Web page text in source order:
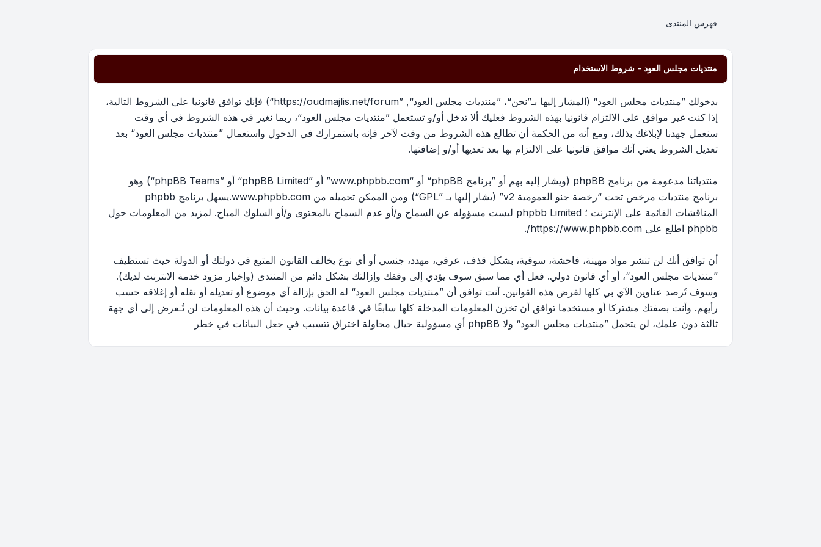
فهرس المنتدى
منتديات مجلس العود - شروط الاستخدام
بدخولك ”منتديات مجلس العود“ (المشار إليها بـ”نحن“، ”منتديات مجلس العود“, ”https://oudmajlis.net/forum“) فإنك توافق قانونيا على الشروط التالية،
إذا كنت غير موافق على الالتزام قانونيا بهذه الشروط فعليك ألا تدخل أو/و تستعمل ”منتديات مجلس العود“، ربما نغير في هذه الشروط في أي وقت
سنعمل جهدنا لإبلاغك بذلك، ومع أنه من الحكمة أن تطالع هذه الشروط من وقت لآخر فإنه باستمرارك في الدخول واستعمال ”منتديات مجلس العود“ بعد
تعديل الشروط يعني أنك موافق قانونيا على الالتزام بها بعد تعديها أو/و إضافتها.
منتدياتنا مدعومة من برنامج phpBB (ويشار إليه بهم أو ”برنامج phpBB“ أو “www.phpbb.com” أو ”phpBB Limited“ أو ”phpBB Teams“) وهو
برنامج منتديات مرخص تحت “رخصة جنو العمومية v2 ” (يشار إليها بـ ”GPL“) ومن الممكن تحميله من www.phpbb.com
.يسهل برنامج phpbb
المناقشات القائمة على الإنترنت ؛ phpbb Limited ليست مسؤوله عن السماح و/أو عدم السماح بالمحتوى و/أو السلوك المباح. لمزيد من المعلومات حول
phpbb اطلع على
https://www.phpbb.com/
.
أن توافق أنك لن تنشر مواد مهينة، فاحشة، سوقية، بشكل قذف، عرقي، مهدد، جنسي أو أي نوع يخالف القانون المتبع في دولتك أو الدولة حيث تستظيف
”منتديات مجلس العود“، أو أي قانون دولي. فعل أي مما سبق سوف يؤدي إلى وقفك وإزالتك بشكل دائم من المنتدى (وإخبار مزود خدمة الانترنت لديك).
وسوف تُرصد عناوين الآي بي كلها لفرض هذه القوانين. أنت توافق أن ”منتديات مجلس العود“ له الحق بإزالة أي موضوع أو تعديله أو نقله أو إغلاقه حسب
رأيهم. وأنت بصفتك مشتركا أو مستخدما توافق أن تخزن المعلومات المدخلة كلها سابقًا في قاعدة بيانات. وحيث أن هذه المعلومات لن تُـعرض إلى أي جهة
ثالثة دون علمك، لن يتحمل ”منتديات مجلس العود“ ولا phpBB أي مسؤولية حيال محاولة اختراق تتسبب في جعل البيانات في خطر